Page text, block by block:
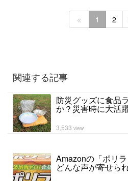
1 2
関連する記事
防災グッズに食品
か？災害時に大活
3,533 view
Amazonの「ポリ
どんな声が寄せら